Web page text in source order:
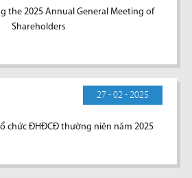
the 2025 Annual General Meeting of
Shareholders
27 - 02 - 2025
chức ĐHĐCĐ thường niên năm 2025